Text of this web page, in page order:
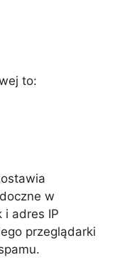
to:
w
i adres IP
przeglądarki